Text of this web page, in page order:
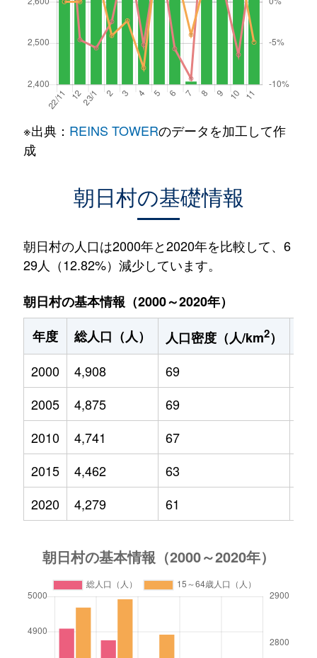
※出典： REINS TOWERのデータを加工して作
成
朝日村の基礎情報
朝日村の人口は2000年と2020年を比較して、6
29人（12.82%）減少しています。
朝日村の基本情報（2000～2020年）
年度
総人口（人） 人口密度（人/km2）
2000
4,908 69
2005
4,875 69
2010
4,741 67
2015
4,462 63
2020
4,279 61